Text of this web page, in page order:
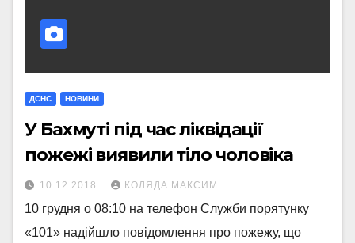
ДСНС НОВИНИ
У Бахмуті під час ліквідації
пожежі виявили тіло чоловіка
10.12.2018 КОЛЯДА МАКСИМ
10 грудня о 08:10 на телефон Служби порятунку
«101» надійшло повідомлення про пожежу, що